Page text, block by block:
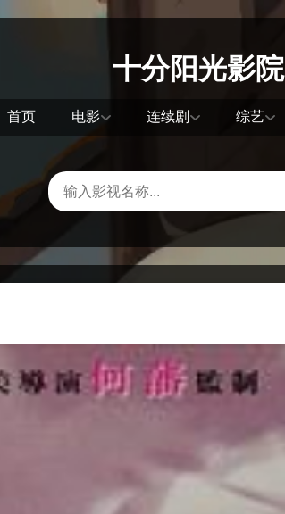
十分阳光影院
首页 电影 连续剧 综艺